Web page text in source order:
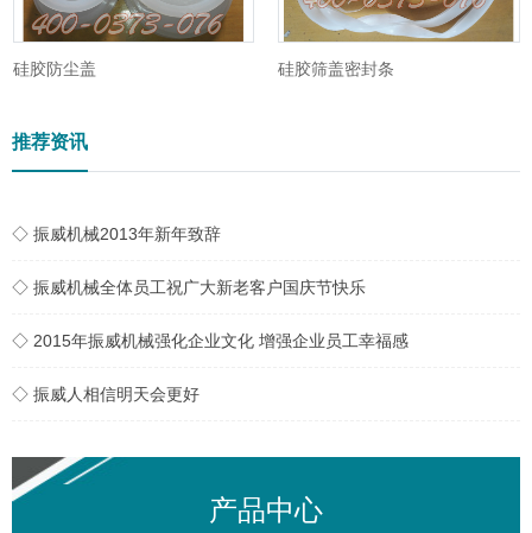
产品中心
硅胶防尘盖 硅胶筛盖密封条
推荐资讯
◇ 振威机械2013年新年致辞
◇ 振威机械全体员工祝广大新老客户国庆节快乐
◇ 2015年振威机械强化企业文化 增强企业员工幸福感
◇ 振威人相信明天会更好